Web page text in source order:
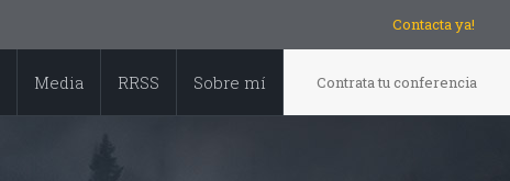
Contacta ya!
Media RRSS Sobre mí Contrata tu conferencia